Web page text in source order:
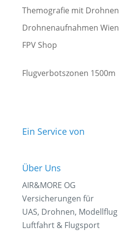
Themografie mit Drohnen
Drohnenaufnahmen Wien
FPV Shop
Flugverbotszonen 1500m
Ein Service von
Über Uns
AIR&MORE OG
Versicherungen für
UAS, Drohnen, Modellflug
Luftfahrt & Flugsport